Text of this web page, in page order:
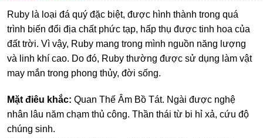
Ruby là loại đá quý đặc biệt, được hình thành trong quá
trình biến đổi địa chất phức tạp, hấp thụ được tinh hoa của
đất trời. Vì vậy, Ruby mang trong mình nguồn năng lượng
và linh khí cao. Do đó, Ruby thường được sử dụng làm vật
may mắn trong phong thủy, đời sống.
Mặt điêu khắc: Quan Thế Âm Bồ Tát. Ngài được nghệ
nhân lâu năm chạm thủ công. Thần thái từ bi hỉ xả, cứu độ
chúng sinh.